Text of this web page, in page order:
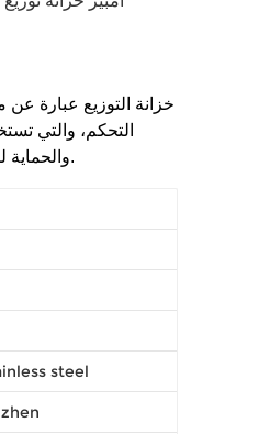
خزانة التوزيع عبارة عن
التحكم، والتي
والحماية لخطوط الكهرباء والمعدات الكهربائية الرئيسية.
steel